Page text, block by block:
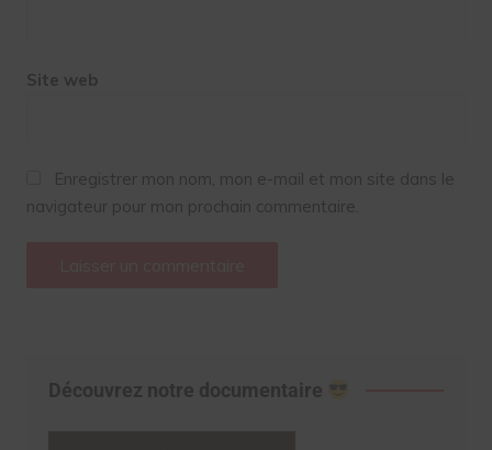
Site web
Enregistrer mon nom, mon e-mail et mon site dans le
navigateur pour mon prochain commentaire.
Découvrez notre documentaire